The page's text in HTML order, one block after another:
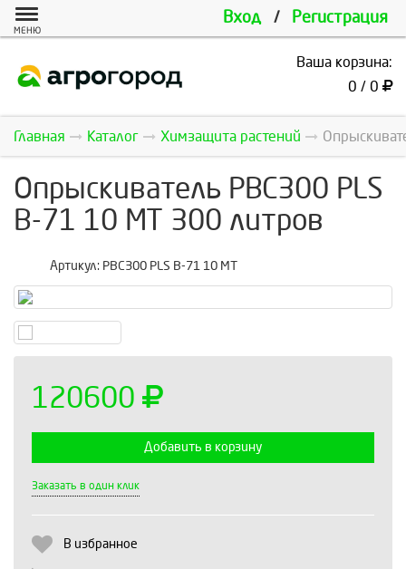
Вход / Регистрация
МЕНЮ
Ваша корзина:
0 / 0
Главная Каталог Химзащита растений
Опрыскиватель PBC300 PLS
B-71 10 MT 300 литров
Артикул: PBC300 PLS B-71 10 MT
120600
Добавить в корзину
Заказать в один клик
В избранное